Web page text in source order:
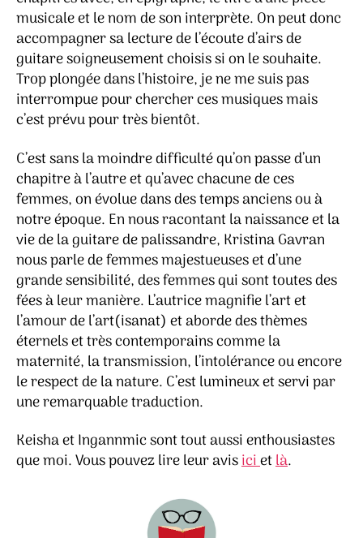
musicale et le nom de son interprète. On peut donc
accompagner sa lecture de l’écoute d’airs de
guitare soigneusement choisis si on le souhaite.
Trop plongée dans l’histoire, je ne me suis pas
interrompue pour chercher ces musiques mais
c’est prévu pour très bientôt.
C’est sans la moindre difficulté qu’on passe d’un
chapitre à l’autre et qu’avec chacune de ces
femmes, on évolue dans des temps anciens ou à
notre époque. En nous racontant la naissance et la
vie de la guitare de palissandre, Kristina Gavran
nous parle de femmes majestueuses et d’une
grande sensibilité, des femmes qui sont toutes des
fées à leur manière. L’autrice magnifie l’art et
l’amour de l’art(isanat) et aborde des thèmes
éternels et très contemporains comme la
maternité, la transmission, l’intolérance ou encore
le respect de la nature. C’est lumineux et servi par
une remarquable traduction.
Keisha et Ingannmic sont tout aussi enthousiastes
que moi. Vous pouvez lire leur avisicietlà.